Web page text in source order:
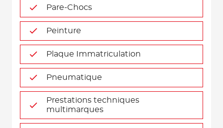
Pare-Chocs
Peinture
Plaque Immatriculation
Pneumatique
Prestations techniques
multimarques